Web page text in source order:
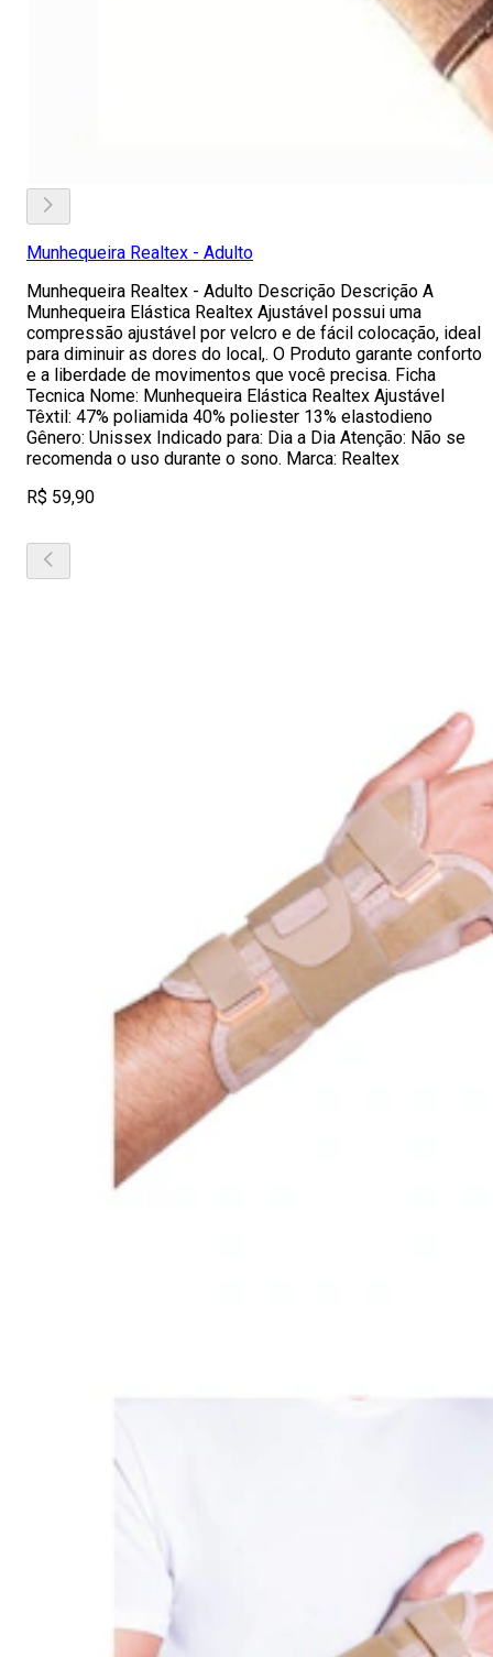
Munhequeira Realtex - Adulto
Munhequeira Realtex - Adulto Descrição Descrição A
Munhequeira Elástica Realtex Ajustável possui uma
compressão ajustável por velcro e de fácil colocação, ideal
para diminuir as dores do local,. O Produto garante conforto
e a liberdade de movimentos que você precisa. Ficha
Tecnica Nome: Munhequeira Elástica Realtex Ajustável
Têxtil: 47% poliamida 40% poliester 13% elastodieno
Gênero: Unissex Indicado para: Dia a Dia Atenção: Não se
recomenda o uso durante o sono. Marca: Realtex
R$ 59,90